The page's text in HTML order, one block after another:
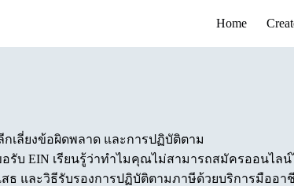
Home
เลี่ยงข้อผิดพลาด และการปฏิบัติตาม
บ EIN เรียนรู้ว่าทำไมคุณไม่สามารถสมัครออนไลน์
ธ และวิธีรับรองการปฏิบัติตามภาษีด้วยบริการมืออา